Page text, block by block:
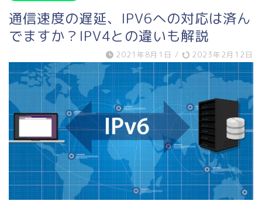
通信速度の遅延、IPV6への対応は済ん
でますか？IPV4との違いも解説
2021年8月1日 / 2023年2月12日